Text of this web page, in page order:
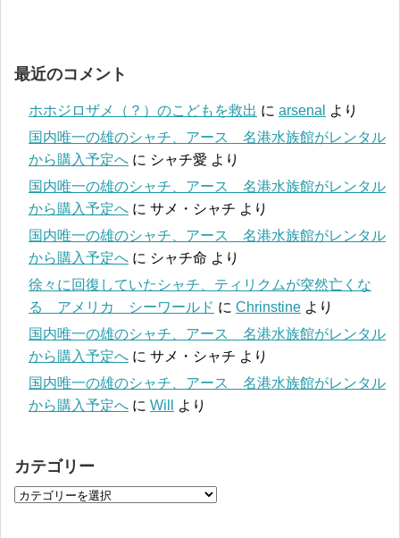
最近のコメント
ホホジロザメ（？）のこどもを救出 に arsenal
より
国内唯一の雄のシャチ、アース 名港水族館がレンタル
から購入予定へ に シャチ愛 より
国内唯一の雄のシャチ、アース 名港水族館がレンタル
から購入予定へ に サメ・シャチ より
国内唯一の雄のシャチ、アース 名港水族館がレンタル
から購入予定へ に シャチ命 より
徐々に回復していたシャチ、ティリクムが突然亡くな
る アメリカ シーワールド に Chrinstine より
国内唯一の雄のシャチ、アース 名港水族館がレンタル
から購入予定へ に サメ・シャチ より
国内唯一の雄のシャチ、アース 名港水族館がレンタル
から購入予定へ に Will より
カテゴリー